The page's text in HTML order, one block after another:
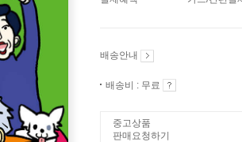
배송안내
배송비 : 무료
중고상품
판매요청하기